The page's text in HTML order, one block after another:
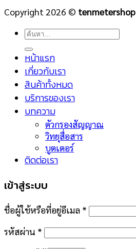
Copyright 2026 © tenmetershop
ค้นหา:
หน้าแรก
เกี่ยวกับเรา
สินค้าทั้งหมด
บริการของเรา
บทความ
ตัวกรองสัญญาณ
วิทยุสื่อสาร
บูตเตอร์
ติดต่อเรา
เข้าสู่ระบบ
ชื่อผู้ใช้หรือที่อยู่อีเมล *
รหัสผ่าน *